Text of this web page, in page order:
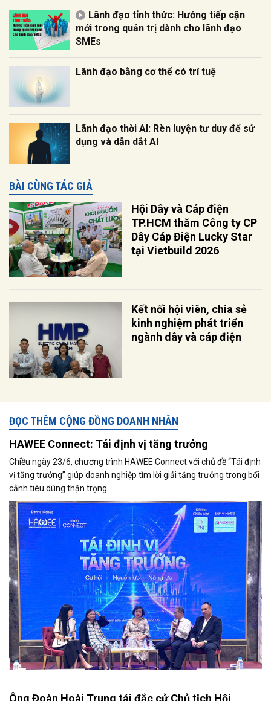
Lãnh đạo tỉnh thức: Hướng tiếp cận
mới trong quản trị dành cho lãnh đạo
SMEs
Lãnh đạo bằng cơ thể có trí tuệ
Lãnh đạo thời AI: Rèn luyện tư duy để sử
dụng và dẫn dắt AI
BÀI CÙNG TÁC GIẢ
Hội Dây và Cáp điện
TP.HCM thăm Công ty CP
Dây Cáp Điện Lucky Star
tại Vietbuild 2026
Kết nối hội viên, chia sẻ
kinh nghiệm phát triển
ngành dây và cáp điện
ĐỌC THÊM CỘNG ĐỒNG DOANH NHÂN
HAWEE Connect: Tái định vị tăng trưởng
Chiều ngày 23/6, chương trình HAWEE Connect với chủ đề “Tái định
vị tăng trưởng” giúp doanh nghiệp tìm lời giải tăng trưởng trong bối
cảnh tiêu dùng thận trọng.
Ông Đoàn Hoài Trung tái đắc cử Chủ tịch Hội